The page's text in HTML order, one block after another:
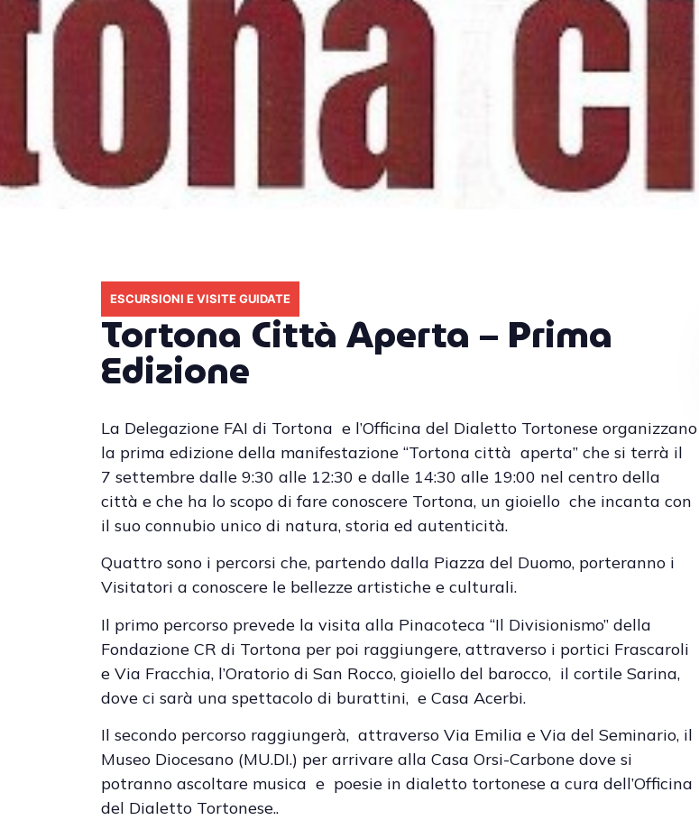
ESCURSIONI E VISITE GUIDATE
Tortona Città Aperta – Prima
Edizione
La Delegazione FAI di Tortona e l’Officina del Dialetto Tortonese organizzano
la prima edizione della manifestazione “Tortona città aperta” che si terrà il
7 settembre dalle 9:30 alle 12:30 e dalle 14:30 alle 19:00 nel centro della
città e che ha lo scopo di fare conoscere Tortona, un gioiello che incanta con
il suo connubio unico di natura, storia ed autenticità.
Quattro sono i percorsi che, partendo dalla Piazza del Duomo, porteranno i
Visitatori a conoscere le bellezze artistiche e culturali.
Il primo percorso prevede la visita alla Pinacoteca “Il Divisionismo” della
Fondazione CR di Tortona per poi raggiungere, attraverso i portici Frascaroli
e Via Fracchia, l’Oratorio di San Rocco, gioiello del barocco, il cortile Sarina,
dove ci sarà una spettacolo di burattini, e Casa Acerbi.
Il secondo percorso raggiungerà, attraverso Via Emilia e Via del Seminario, il
Museo Diocesano (MU.DI.) per arrivare alla Casa Orsi-Carbone dove si
potranno ascoltare musica e poesie in dialetto tortonese a cura dell’Officina
del Dialetto Tortonese..